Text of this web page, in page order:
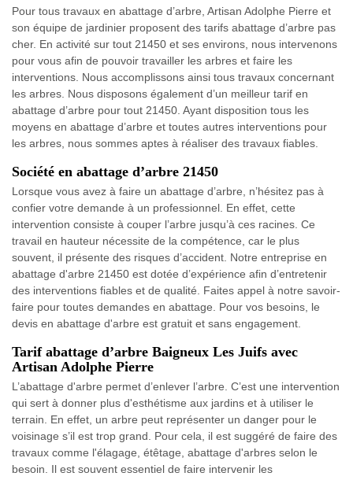
Pour tous travaux en abattage d’arbre, Artisan Adolphe Pierre et
son équipe de jardinier proposent des tarifs abattage d’arbre pas
cher. En activité sur tout 21450 et ses environs, nous intervenons
pour vous afin de pouvoir travailler les arbres et faire les
interventions. Nous accomplissons ainsi tous travaux concernant
les arbres. Nous disposons également d’un meilleur tarif en
abattage d’arbre pour tout 21450. Ayant disposition tous les
moyens en abattage d’arbre et toutes autres interventions pour
les arbres, nous sommes aptes à réaliser des travaux fiables.
Société en abattage d’arbre 21450
Lorsque vous avez à faire un abattage d’arbre, n’hésitez pas à
confier votre demande à un professionnel. En effet, cette
intervention consiste à couper l’arbre jusqu’à ces racines. Ce
travail en hauteur nécessite de la compétence, car le plus
souvent, il présente des risques d’accident. Notre entreprise en
abattage d'arbre 21450 est dotée d’expérience afin d’entretenir
des interventions fiables et de qualité. Faites appel à notre savoir-
faire pour toutes demandes en abattage. Pour vos besoins, le
devis en abattage d'arbre est gratuit et sans engagement.
Tarif abattage d’arbre Baigneux Les Juifs avec
Artisan Adolphe Pierre
L’abattage d'arbre permet d’enlever l’arbre. C’est une intervention
qui sert à donner plus d'esthétisme aux jardins et à utiliser le
terrain. En effet, un arbre peut représenter un danger pour le
voisinage s’il est trop grand. Pour cela, il est suggéré de faire des
travaux comme l'élagage, étêtage, abattage d'arbres selon le
besoin. Il est souvent essentiel de faire intervenir les